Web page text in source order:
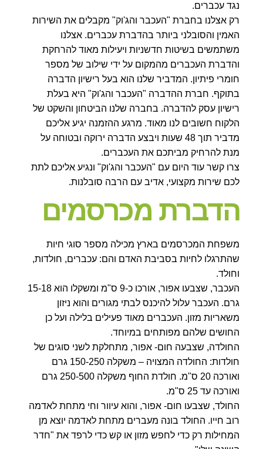
נגד עכברים.
רק אצלנו בחברת "העכבר והג'וק" מקבלים את השירות
האמין והסובלני ביותר בהדברת עכברים. אצלנו
משתמשים בשיטות חדשניות ויעילות מאוד להרחקת
והדברת העכברים מהמקום על ידי שילוב של מספר
חומרי פיתיון. המדביר שלנו הוא בעל רישיון הדברה
בתוקף. חברת ההדברה "העכבר והג'וק" היא בעלת
רישיון עסק להדברה. בחברה שלנו הביטחון והשקט של
הלקוח חשובים לנו מאוד. מרגע ההזמנה יגיע אליכם
מדביר תוך 48 שעות ויבצע הדברה ירוקה ובטוחה על
מנת להרחיק מביתכם את העכברים.
צרו קשר עוד היום עם "העכבר והג'וק" ונגיע אליכם לתת
לכם שירות מקצועי, אדיב עם הרבה סובלנות.
הדברת מכרסמים
משפחת המכרסמים בארץ מכילה מספר סוגי חיות
שהתרגלו לחיות בסביבת האדם והם: עכברים, חולדות,
וחולד.
העכבר, שצבעו אפור, אורכו כ-9 ס"מ ומשקלו הוא 15-18
גרם. העכבר עלול להיכנס לבתי מגורים והוא ניזון
משאריות מזון. העכברים מאוד פעילים בלילה ועל כן
החושים שלהם מפותחים במיוחד.
החולדה, שצבעה חום- אפור, מתחלקת לשני סוגים של
חולדות: החולדה המצויה – משקלה 150-250 גרם
ואורכה 20 ס"מ. חולדת החוף משקלה 250-500 גרם
ואורכה עד 25 ס"מ.
החולד, שצבעו חום- אפור, והוא עיוור וחי מתחת לאדמה
רוב חייו. החולד בונה מעברים מתחת לאדמה יוצא מן
המחילות רק כדי לחפש מזון או קש כדי לרפד את "חדר